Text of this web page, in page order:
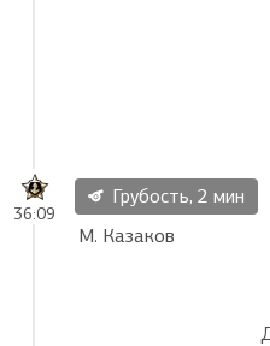
36:09
Грубость, 2 мин
М. Казаков